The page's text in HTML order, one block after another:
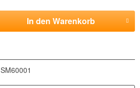
In denWarenkorb
SM60001